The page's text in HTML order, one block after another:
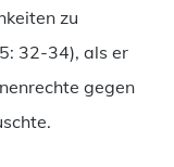
zu
32-34), als er
gegen